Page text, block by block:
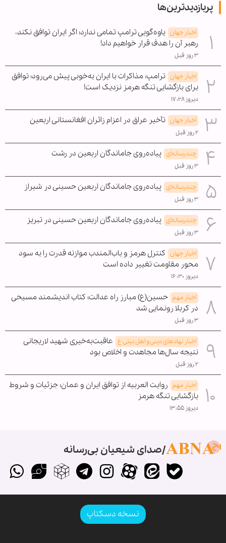
پربازدیدترین‌ها
اخبار جهان یاوه‌گویی ترامپ تمامی ندارد؛ اگر ایران توافق نکند،
رهبر آن را هدف قرار خواهیم داد!
۳ روز قبل
اخبار جهان ترامپ: مذاکرات با ایران به‌خوبی پیش می‌رود؛ توافق
برای بازگشایی تنگه هرمز نزدیک است!
دیروز ۱۷:۲۸
اخبار جهان تأخیر عراق در اعزام زائران افغانستانی اربعین
۲ روز قبل
چندرسانه‌ای پیاده‌روی جاماندگان اربعین در رشت
۳ روز قبل
چندرسانه‌ای پیاده‌روی جاماندگان اربعین حسینی در شیراز
۳ روز قبل
چندرسانه‌ای پیاده‌روی جاماندگان اربعین حسینی در تبریز
۳ روز قبل
اخبار جهان کنترل هرمز و باب‌المندب موازنه قدرت را به سود
محور مقاومت تغییر داده است
دیروز ۱۶:۳۰
اخبار مهم حسین(ع) مبارز راه عدالت؛ کتاب اندیشمند مسیحی
در کربلا رونمایی شد
۳ روز قبل
اخبار نهادهای دینی و اهل بیتی ع عاقبت‌به‌خیری شهید لاریجانی
نتیجه سال‌ها مجاهدت و اخلاص بود
۲ روز قبل
اخبار مهم روایت العربیه از توافق ایران و عمان؛ جزئیات و شروط
بازگشایی تنگه هرمز
دیروز ۱۳:۵۵
صدای شیعیان بی‌رسانه
نسخه دسکتاپ